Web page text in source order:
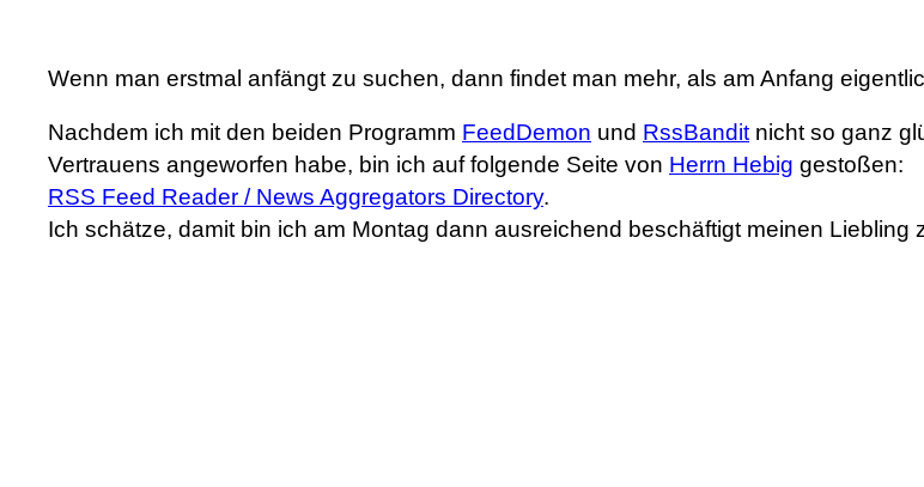
Wenn man erstmal anfängt zu suchen, dann findet man mehr, als am Anfang
Nachdem ich mit den beiden Programm FeedDemon und RssBanditnicht so ganz
Vertrauens angeworfen habe, bin ich auf folgende Seite von Herrn Hebig gestoßen:
RSS Feed Reader / News Aggregators Directory.
Ich schätze, damit bin ich am Montag dann ausreichend beschäftigt meinen Liebling